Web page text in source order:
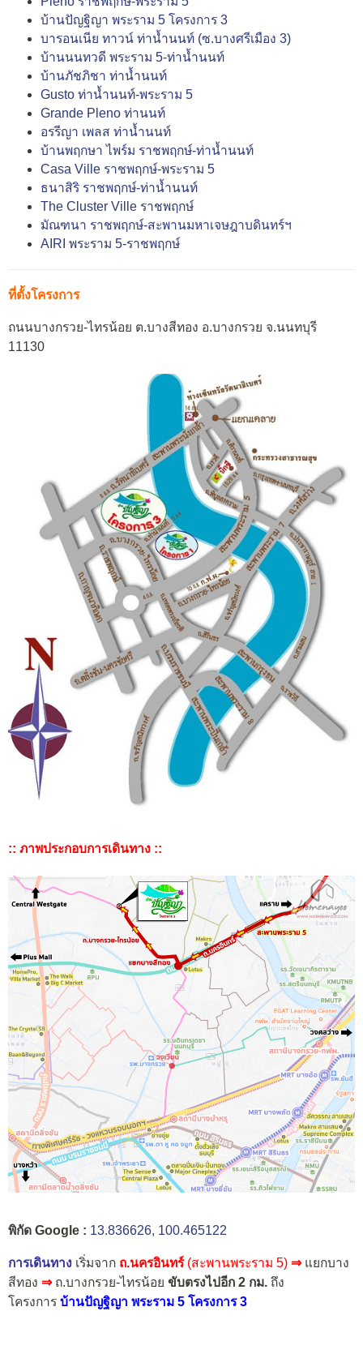
บ้านปัญฐิญา พระราม 5 โครงการ 3
บารอนเนีย ทาวน์ ท่าน้ำนนท์ (ซ.บางศรีเมือง 3)
บ้านนนทวดี พระราม 5-ท่าน้ำนนท์
บ้านภัชภิชา ท่าน้ำนนท์
Gusto ท่าน้ำนนท์-พระราม 5
Grande Pleno ท่านนท์
อรรีญา เพลส ท่าน้ำนนท์
บ้านพฤกษา ไพร์ม ราชพฤกษ์-ท่าน้ำนนท์
Casa Ville ราชพฤกษ์-พระราม 5
ธนาสิริ ราชพฤกษ์-ท่าน้ำนนท์
The Cluster Ville ราชพฤกษ์
มัณฑนา ราชพฤกษ์-สะพานมหาเจษฎาบดินทร์ฯ
AIRI พระราม 5-ราชพฤกษ์
ที่ตั้งโครงการ
ถนนบางกรวย-ไทรน้อย ต.บางสีทอง อ.บางกรวย จ.นนทบุรี
11130
:: ภาพประกอบการเดินทาง ::
พิกัด Google : 13.836626, 100.465122
การเดินทาง เริ่มจาก ถ.นครอินทร์ (สะพานพระราม 5) ⇒แยกบาง
สีทอง ⇒ถ.บางกรวย-ไทรน้อย ขับตรงไปอีก 2 กม. ถึง
โครงการ บ้านปัญฐิญา พระราม 5 โครงการ 3